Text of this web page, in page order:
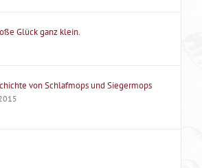
Glück ganz klein.
von Schlafmops und Siegermops